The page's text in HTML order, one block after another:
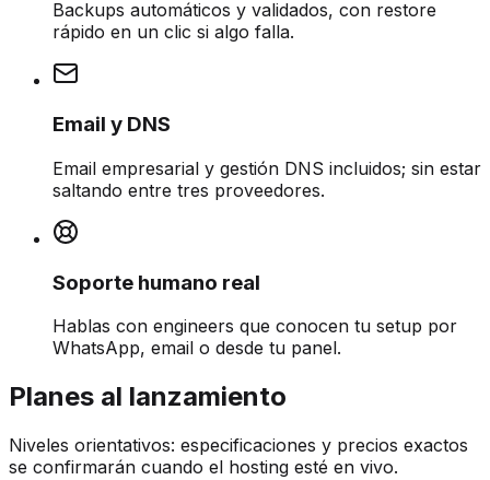
Backups automáticos y validados, con restore
rápido en un clic si algo falla.
Email y DNS
Email empresarial y gestión DNS incluidos; sin estar
saltando entre tres proveedores.
Soporte humano real
Hablas con engineers que conocen tu setup por
WhatsApp, email o desde tu panel.
Planes al lanzamiento
Niveles orientativos: especificaciones y precios exactos
se confirmarán cuando el hosting esté en vivo.